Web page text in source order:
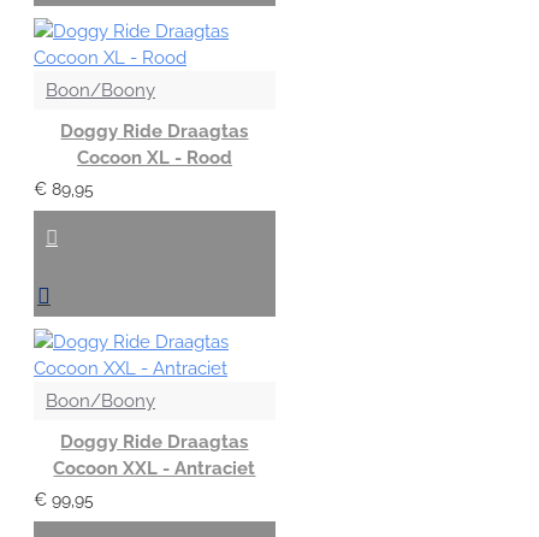
Boon/Boony
Doggy Ride Draagtas
Cocoon XL - Rood
€ 89,95
Boon/Boony
Doggy Ride Draagtas
Cocoon XXL - Antraciet
€ 99,95